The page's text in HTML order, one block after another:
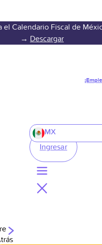
el Calendario Fiscal de
→ Descargar
MX
Ingresar